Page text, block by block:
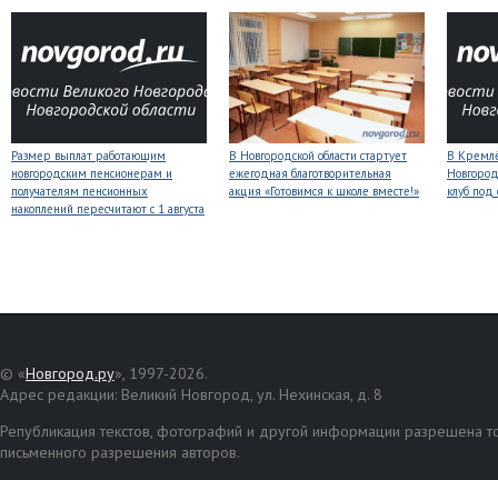
Размер выплат работающим
новгородским пенсионерам и
получателям пенсионных
накоплений пересчитают с 1 августа
В Новгородской области стартует
ежегодная благотворительная
акция «Готовимся к школе вместе!»
В
клуб
© «Новгород.ру», 1997-2026.
Адрес редакции: Великий Новгород, ул. Нехинская, д. 8
Републикация текстов, фотографий и другой информации разрешена
письменного разрешения авторов.